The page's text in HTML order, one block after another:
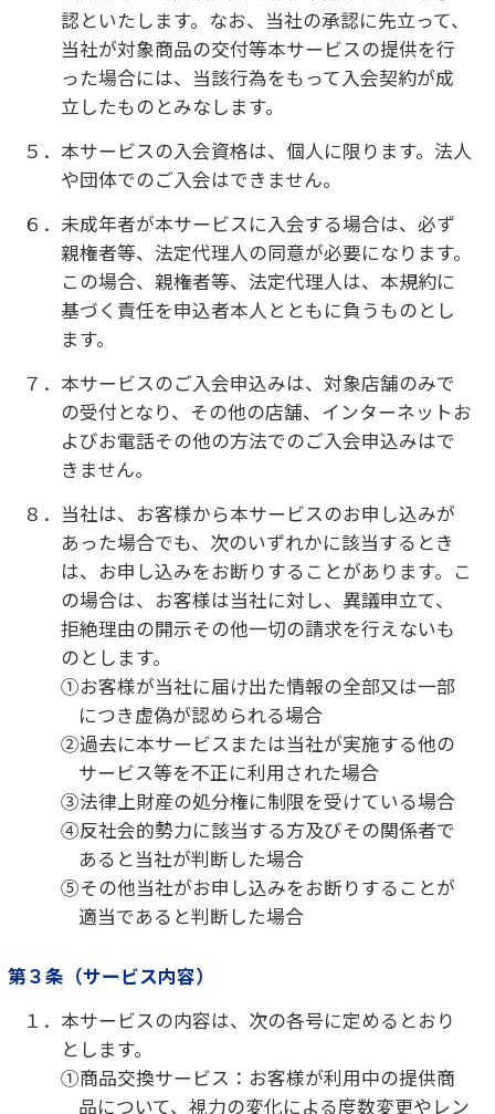
サービス等を不正に利用された場合
③法律上財産の処分権に制限を受けている場合
④反社会的勢力に該当する方及びその関係者で
あると当社が判断した場合
⑤その他当社がお申し込みをお断りすることが
第３条（サービス内容）
とします。
①商品交換サービス：お客様が利用中の提供商
品について、視力の変化による度数変更やレン
ズの破損・汚損等があった際に、提供商品
（破損の場合は１／２以上の破片レンズ）を
持参いただくことで、新たな提供商品と交換で
きるサービス
した場合に、１枚5,000円（税抜）で再度提供
商品を購入できるサービス。なお、紛失購入
サービスをご利用後に、紛失したコンタクト
レンズが見つかった場合であっても、購入のキ
ャンセルやご返金はいたしません。
を確認の上、記載された内容に従って行うもの
とします。
３．商品交換サービスまたは紛失購入サービスの利
用時に本サービスへの入会申込みにご提出いた
だいた指示書の有効期限が満了している場合や
処方条件を満たしていない場合には、新たに発
行された指示書が必要になります。また、有効期
限内の指示書がある場合であっても、眼の不調の
疑いが認められる場合など、本サービスの提供
に先立って眼科を受診していただくことがありま
す。なお、眼科検査費用は別途お客様の負担とな
ります。
第４条（サービス内容の変更）
１．本サービスへ入会後は、指示書による変更の指
示がある場合を除き、提供商品を別の種類の対
象商品へ変更すること、または提供商品の度数
等を変更することはできません。
２．前項のサービス内容のご変更手続きは、対象店
３．未成年者がサービス内容を変更する場合は、必
す。
４．提供商品の販売終了等により、提供商品による本
サービスの提供ができなくなる場合があります。
その場合、お客様は、①当社によるお客様への
本サービスの提供を終了、または②対象店舗に